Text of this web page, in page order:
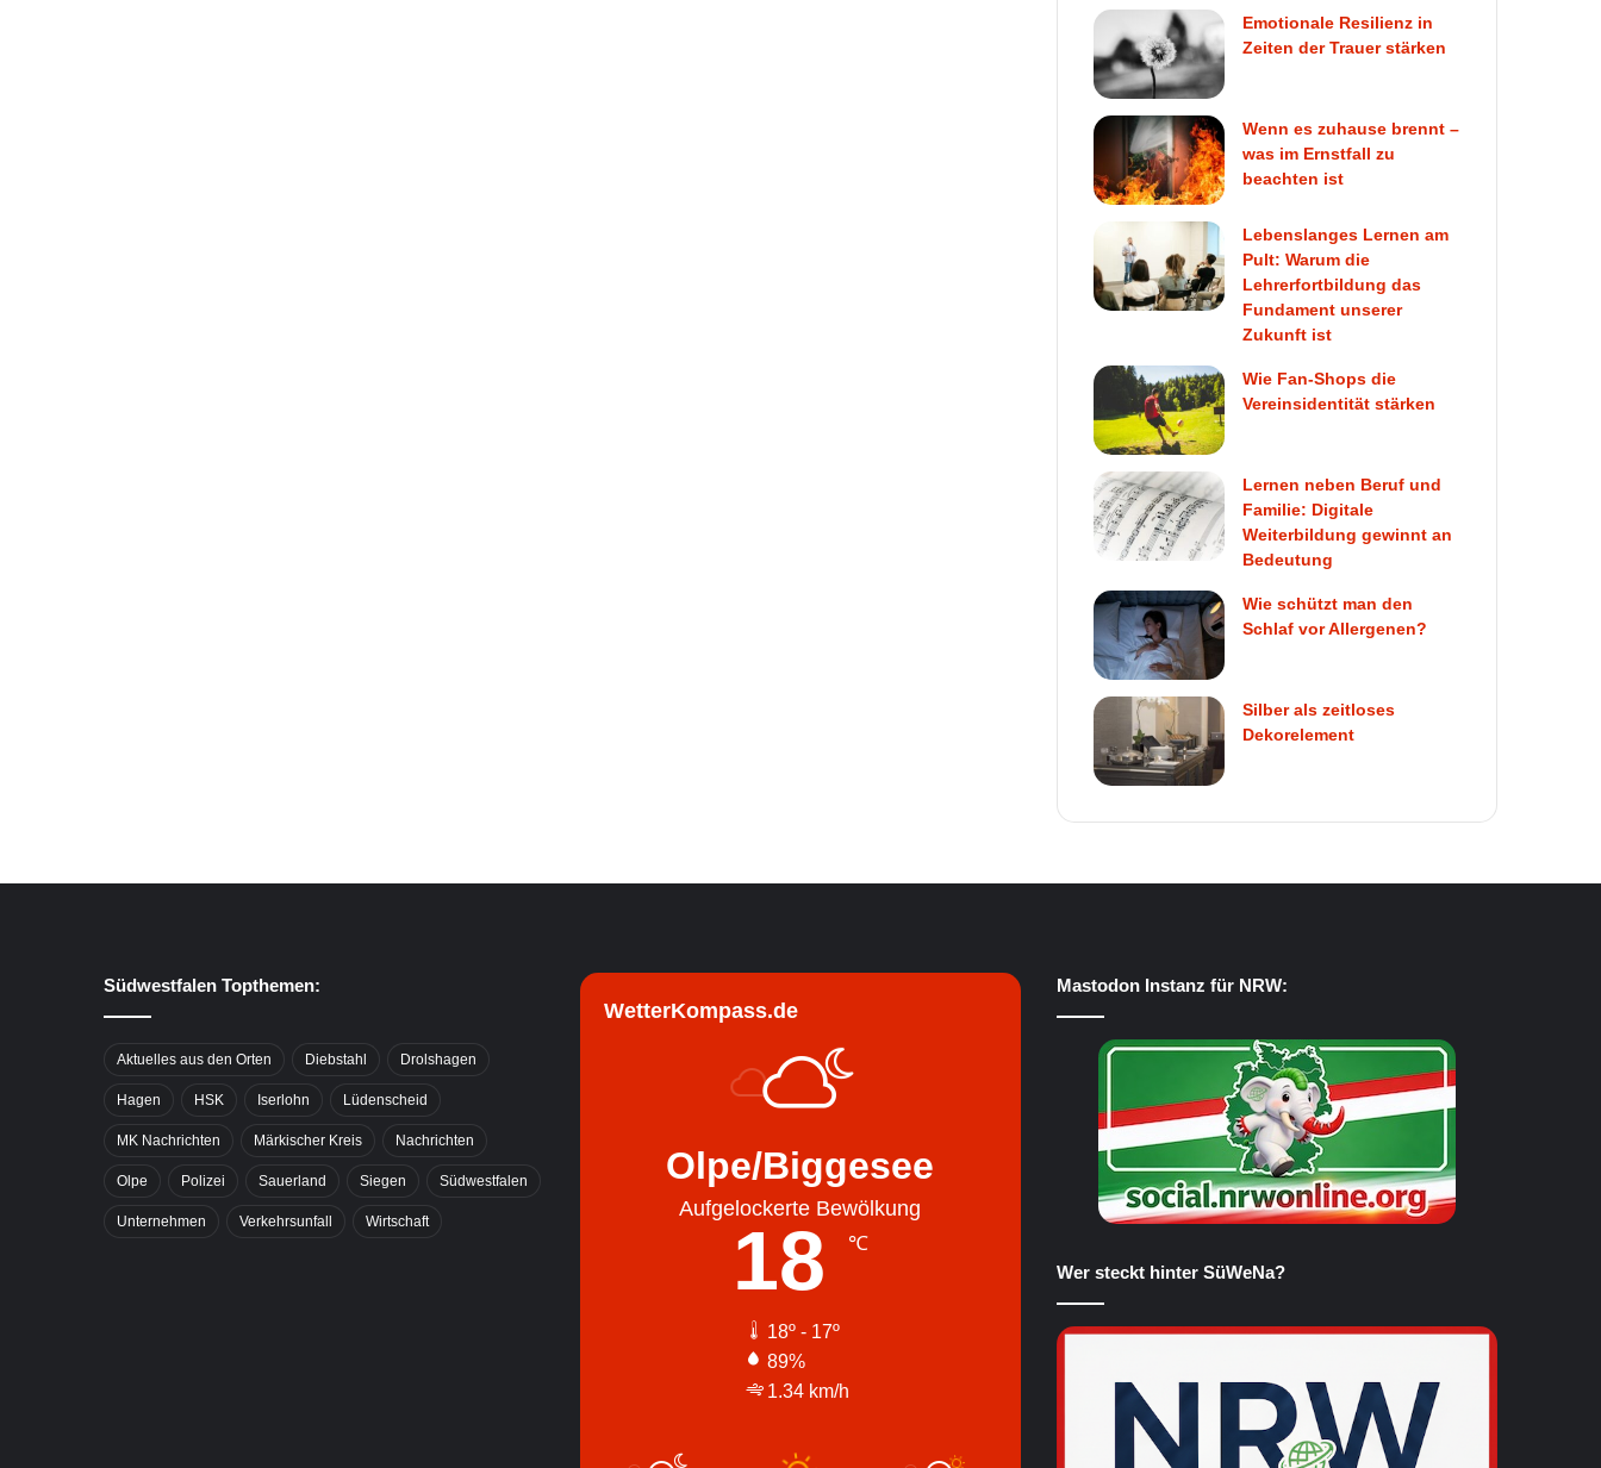
Emotionale Resilienz in
Zeiten der Trauer stärken
Wenn es zuhause brennt –
was im Ernstfall zu
beachten ist
Lebenslanges Lernen am
Pult: Warum die
Lehrerfortbildung das
Fundament unserer
Zukunft ist
Wie Fan-Shops die
Vereinsidentität stärken
Lernen neben Beruf und
Familie: Digitale
Weiterbildung gewinnt an
Bedeutung
Wie schützt man den
Schlaf vor Allergenen?
Silber als zeitloses
Dekorelement
Südwestfalen Topthemen:
Aktuelles aus den Orten Diebstahl Drolshagen
Hagen HSK Iserlohn Lüdenscheid
MK Nachrichten Märkischer Kreis Nachrichten
Olpe Polizei Sauerland Siegen Südwestfalen
Unternehmen Verkehrsunfall Wirtschaft
WetterKompass.de
Olpe/Biggesee
Aufgelockerte Bewölkung
18 ℃
18º - 17º
89%
1.34 km/h
Mastodon Instanz für NRW:
Wer steckt hinter SüWeNa?